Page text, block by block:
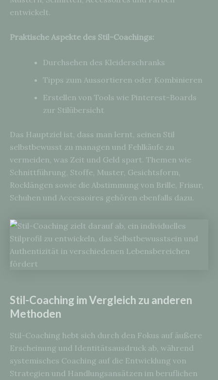
entwickelt.
Praktische Aspekte des Stil-Coachings:
Durchsehen des Kleiderschranks
Tipps zum Aussortieren oder Kombinieren
Erstellen von Tools wie Pinterest-Boards
zur Stilübersicht
Das Hauptziel ist, dass man lernt, seinen Stil
selbstbewusst zu managen und Fehlkäufe zu
vermeiden, was Zeit und Geld spart. Themen wie
Schnittführung, Stoffe, Muster, Gesichtsform,
Rocklängen sowie die Abstimmung von Brille, Frisur,
Schuhen und Accessoires gehören ebenfalls dazu.
Stil-Coaching im Vergleich zu anderen
Methoden
Stil-Coaching hebt sich durch den Fokus auf äußere
Erscheinung und Identitätsausdruck ab, während
systemisches Coaching auf die Entwicklung von
Strategien und Handlungsansätzen im beruflichen